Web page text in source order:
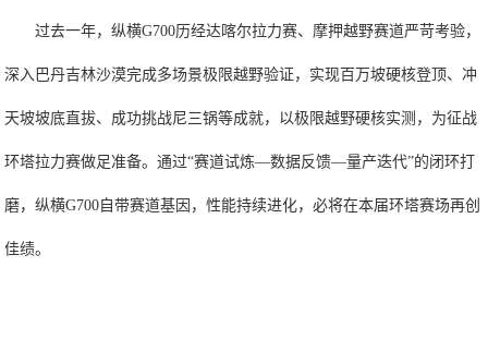
过去一年，纵横G700历经达喀尔拉力赛、摩押越野赛道严苛考验，
深入巴丹吉林沙漠完成多场景极限越野验证，实现百万坡硬核登顶、冲
天坡坡底直拔、成功挑战尼三锅等成就，以极限越野硬核实测，为征战
环塔拉力赛做足准备。通过“赛道试炼—数据反馈—量产迭代”的闭环打
磨，纵横G700自带赛道基因，性能持续进化，必将在本届环塔赛场再创
佳绩。